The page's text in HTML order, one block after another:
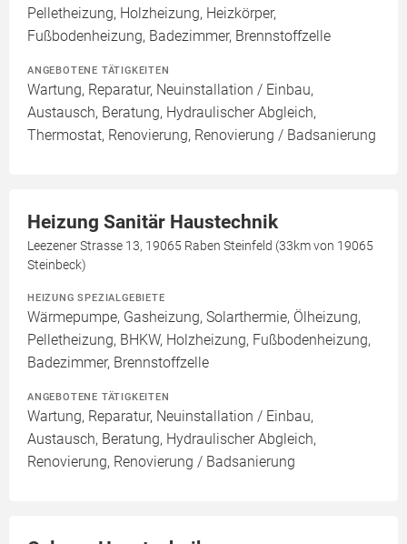
Pelletheizung, Holzheizung, Heizkörper,
Fußbodenheizung, Badezimmer, Brennstoffzelle
ANGEBOTENE TÄTIGKEITEN
Wartung, Reparatur, Neuinstallation / Einbau,
Austausch, Beratung, Hydraulischer Abgleich,
Thermostat, Renovierung, Renovierung / Badsanierung
Heizung Sanitär Haustechnik
Leezener Strasse 13, 19065 Raben Steinfeld (33km von 19065
Steinbeck)
HEIZUNG SPEZIALGEBIETE
Wärmepumpe, Gasheizung, Solarthermie, Ölheizung,
Pelletheizung, BHKW, Holzheizung, Fußbodenheizung,
Badezimmer, Brennstoffzelle
ANGEBOTENE TÄTIGKEITEN
Wartung, Reparatur, Neuinstallation / Einbau,
Austausch, Beratung, Hydraulischer Abgleich,
Renovierung, Renovierung / Badsanierung